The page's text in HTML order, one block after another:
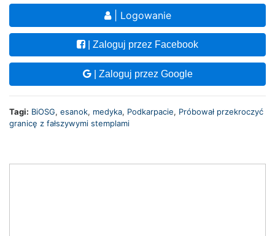
| Logowanie
| Zaloguj przez Facebook
| Zaloguj przez Google
Tagi: BiOSG, esanok, medyka, Podkarpacie, Próbował przekroczyć
granicę z fałszywymi stemplami